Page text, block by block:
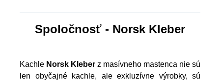
Spoločnosť - Norsk Kleber
Kachle Norsk Kleber z masívneho mastenca nie sú
len obyčajné kachle, ale exkluzívne výrobky, sú